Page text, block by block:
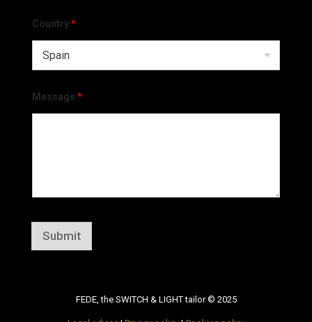
Country*
Message *
Submit
FEDE, the SWITCH & LIGHT tailor © 2025